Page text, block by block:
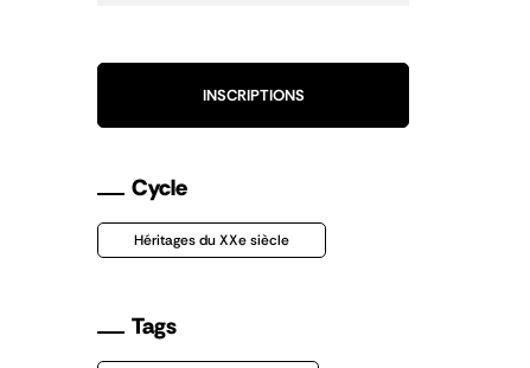
INSCRIPTIONS
Cycle
Héritages du XXe siècle
Tags